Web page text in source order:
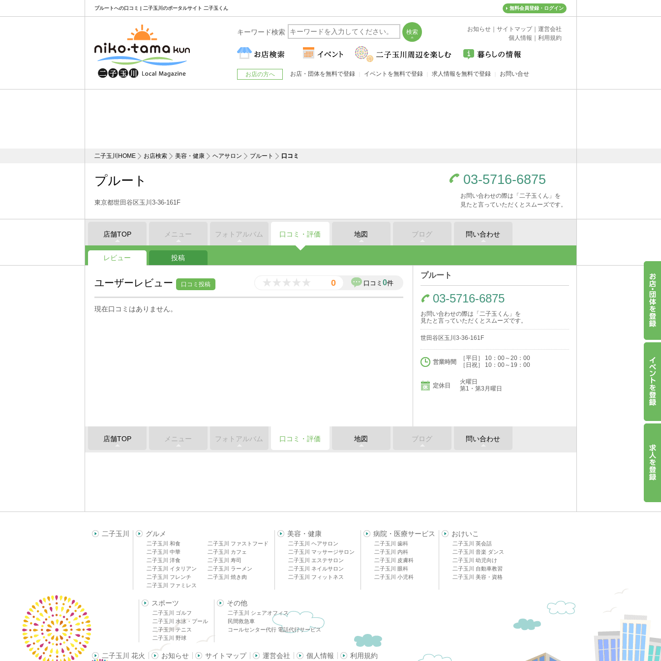
プルートへの口コミ | 二子玉川のポータルサイト 二子玉くん 無料会員登録・ログイン
二子玉川HOME お店検索 美容・健康 ヘアサロン プルート 口コミ
プルート
東京都世田谷区玉川3-36-161F
03-5716-6875
お問い合わせの際は「二子玉くん」を
見たと言っていただくとスムーズです。
店舗TOP メニュー フォトアルバム 口コミ・評価 地図 ブログ 問い合わせ
レビュー 投稿
ユーザーレビュー 0 口コミ 0件
口コミ投稿
現在口コミはありません。
プルート
03-5716-6875
お問い合わせの際は「二子玉くん」を
見たと言っていただくとスムーズです。
世田谷区玉川3-36-161F
営業時間
［平日］ 10：00～20：00
［日祝］ 10：00～19：00
定休日
火曜日
第1・第3月曜日
店舗TOP メニュー フォトアルバム 口コミ・評価 地図 ブログ 問い合わせ
二子玉川 グルメ
二子玉川 和食
二子玉川 中華
二子玉川 洋食
二子玉川 イタリアン
二子玉川 フレンチ
二子玉川 ファミレス
二子玉川 ファストフード
二子玉川 カフェ
二子玉川 寿司
二子玉川 ラーメン
二子玉川 焼き肉
美容・健康
二子玉川 ヘアサロン
二子玉川 マッサージサロン
二子玉川 エステサロン
二子玉川 ネイルサロン
二子玉川 フィットネス
病院・医療サービス
二子玉川 歯科
二子玉川 内科
二子玉川 皮膚科
二子玉川 眼科
二子玉川 小児科
おけいこ
二子玉川 英会話
二子玉川 音楽 ダンス
二子玉川 幼児向け
二子玉川 自動車教習
二子玉川 美容・資格
スポーツ
二子玉川 ゴルフ
二子玉川 水泳・プール
二子玉川 テニス
二子玉川 野球
その他
二子玉川 シェアオフィス
民間救急車
コールセンター代行 電話代行サービス
二子玉川 花火 お知らせ サイトマップ 運営会社 個人情報 利用規約
キーワード検索 お知らせ サイトマップ｜ 運営会社
個人情報
利用規約
お店の方へ お店・団体を無料で登録 イベントを無料で登録 求人情報を無料で登録 お問い合せ